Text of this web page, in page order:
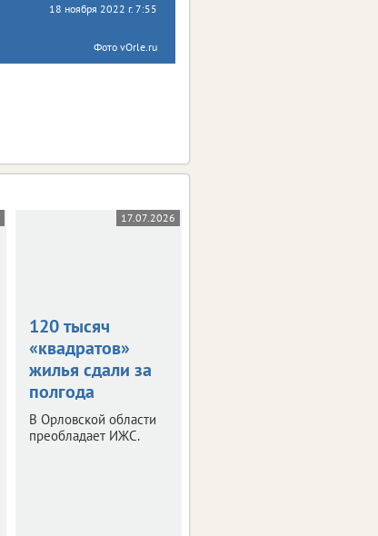
18 ноября 2022 г. 7:55
Фото vOrle.ru
17.07.2026
120 тысяч
«квадратов»
жилья сдали за
полгода
В Орловской области
преобладает ИЖС.